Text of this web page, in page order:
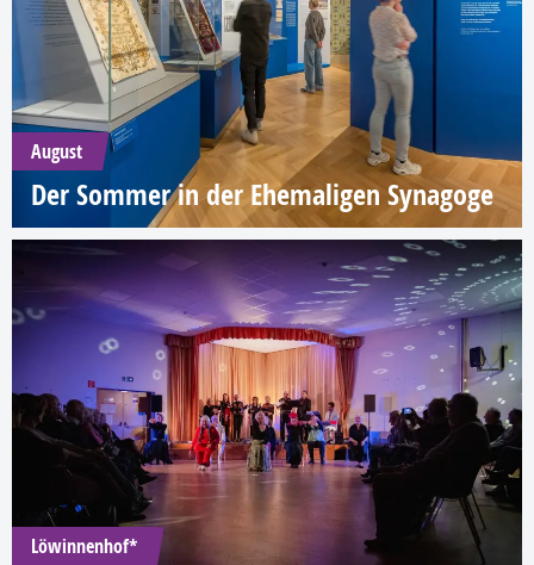
August
Der Sommer in der Ehemaligen Synagoge
Löwinnenhof*